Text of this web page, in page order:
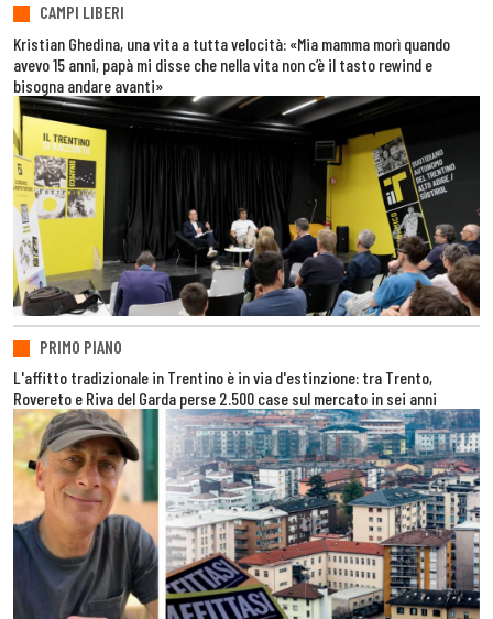
CAMPI LIBERI
Kristian Ghedina, una vita a tutta velocità: «Mia mamma morì quando
avevo 15 anni, papà mi disse che nella vita non c’è il tasto rewind e
bisogna andare avanti»
PRIMO PIANO
L'affitto tradizionale in Trentino è in via d'estinzione: tra Trento,
Rovereto e Riva del Garda perse 2.500 case sul mercato in sei anni